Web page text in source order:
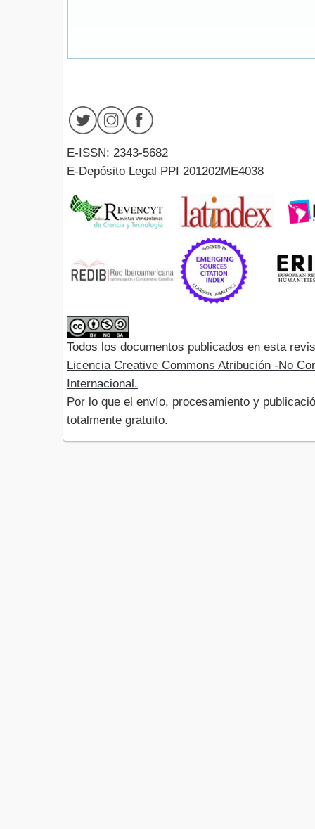
E-ISSN: 2343-5682
E-Depósito Legal PPI 201202ME4038
Todos los documentos publicados en esta
Licencia Creative Commons Atribución -No
Internacional.
Por lo que el envío, procesamiento y
totalmente gratuito.